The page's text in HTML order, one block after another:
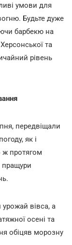
умови для
Будьте дуже
барбекю на
та
рівень
передвіщали
як і
ж протягом
пращури
урожай вівса, а
осені та
обіцяв морозну